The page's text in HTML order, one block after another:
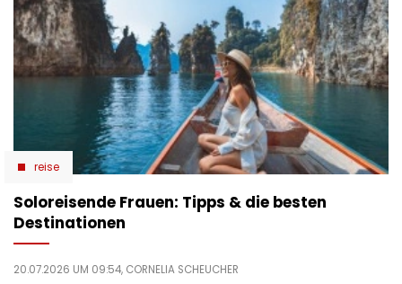
reise
Soloreisende Frauen: Tipps & die besten
Destinationen
20.07.2026 UM 09:54, CORNELIA SCHEUCHER